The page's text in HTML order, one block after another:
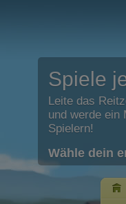
Spiele
Leite das
und werde ein
Spielern!
Wähle dein